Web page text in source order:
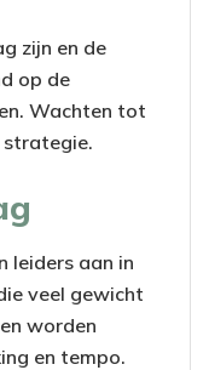
zijn en de
op de
Wachten tot
strategie.
leiders aan in
veel gewicht
worden
en tempo.